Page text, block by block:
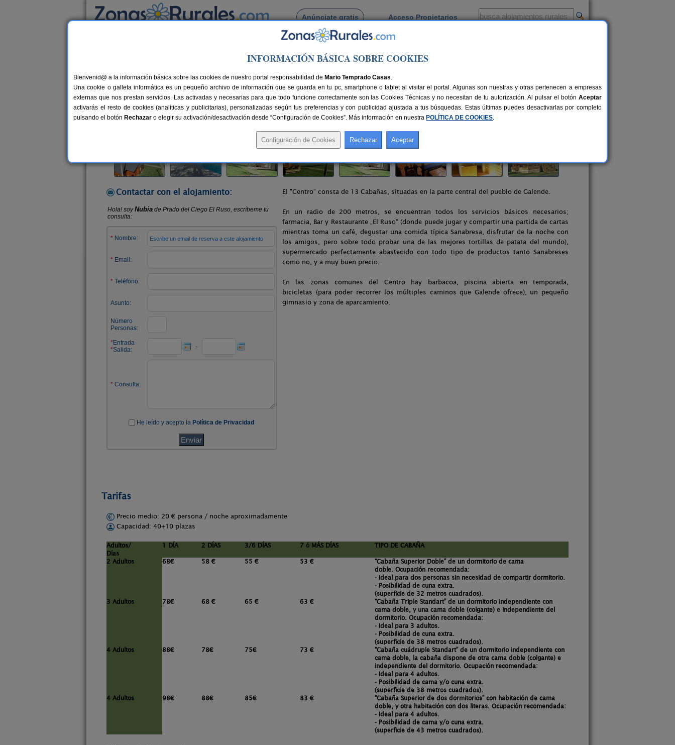
Anúnciate gratis Acceso Propietarios
Busca por pueblo
> Prado del Ciego El Ruso
Prado del Ciego El Ruso
Complejo Rural en Galende (Zamora)
Alquiler por habitaciones 40+10 plazas 115 km de Zamora Compartir:
Contactar con el alojamiento: El "Centro“ consta de 13 Cabañas, situadas en la parte central del pueblo de Galende.
En un radio de 200 metros, se encuentran todos los servicios básicos necesarios;
farmacia, Bar y Restaurante „El Ruso“ (donde puede jugar y compartir una partida de cartas
mientras toma un café, degustar una comida típica Sanabresa, disfrutar de la noche con
los amigos, pero sobre todo probar una de las mejores tortillas de patata del mundo),
supermercado perfectamente abastecido con todo tipo de productos tanto Sanabreses
como no, y a muy buen precio.
En las zonas comunes del Centro hay barbacoa, piscina abierta en temporada,
bicicletas (para poder recorrer los múltiples caminos que Galende ofrece), un pequeño
gimnasio y zona de aparcamiento.
Tarifas
Precio medio: 20 € persona / noche aproximadamente
Capacidad: 40+10 plazas
Adultos/
Días
1 DÍA 2 DÍAS 3/6 DÍAS 7 ó MÁS DÍAS TIPO DE CABAÑA
2 Adultos 68€ 58 € 55 € 53 €
“Cabaña Superior Doble” de un dormitorio de cama
doble. Ocupación recomendada:
- Ideal para dos personas sin necesidad de compartir dormitorio.
- Posibilidad de cuna extra.
(superficie de 32 metros cuadrados).
3 Adultos
78€ 68 € 65 € 63 €
“Cabaña Triple Standart” de un dormitorio independiente con
cama doble, y una cama doble (colgante) e independiente del
dormitorio. Ocupación recomendada:
- Ideal para 3 adultos.
- Posibilidad de cuna extra.
(superficie de 38 metros cuadrados).
4 Adultos
88€ 78€ 75€ 73 €
“Cabaña cuádruple Standart” de un dormitorio independiente con
cama doble, la cabaña dispone de otra cama doble (colgante) e
independiente del dormitorio. Ocupación recomendada:
- Ideal para 4 adultos.
- Posibilidad de cama y/o cuna extra.
(superficie de 38 metros cuadrados).
4 Adultos
98€ 88€ 85€ 83 €
“Cabaña Superior de dos dormitorios” con habitación de cama
doble, y otra habitación con dos literas. Ocupación recomendada:
- Ideal para 4 adultos.
- Posibilidad de cama y/o cuna extra.
(superficie de 43 metros cuadrados).
INFORMACIÓN BÁSICA SOBRE COOKIES
Bienvenid@ a la información básica sobre las cookies de nuestro portal responsabilidad de Mario Temprado Casas.
Una cookie o galleta informática es un pequeño archivo de información que se guarda en tu pc, smartphone o tablet al visitar el portal. Algunas son nuestras y otras pertenecen a empresas
externas que nos prestan servicios. Las activadas y necesarias para que todo funcione correctamente son las Cookies Técnicas y no necesitan de tu autorización. Al pulsar el botón Aceptar
activarás el resto de cookies (analíticas y publicitarias), personalizadas según tus preferencias y con publicidad ajustada a tus búsquedas. Estas últimas puedes desactivarlas por completo
pulsando el botón Rechazar o elegir su activación/desactivación desde “Configuración de Cookies”. Más información en nuestra POLÍTICA DE COOKIES.